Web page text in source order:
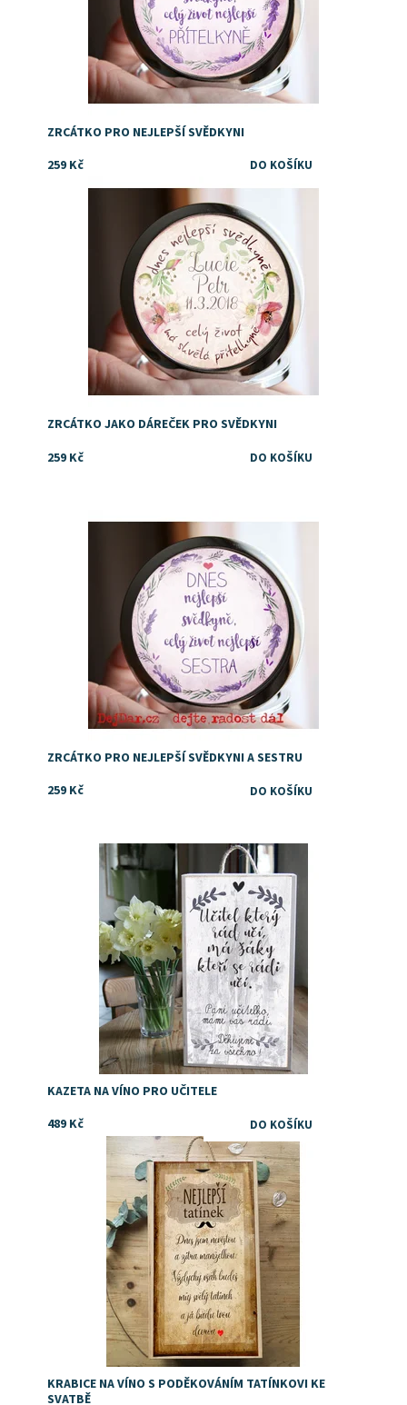
ZRCÁTKO PRO NEJLEPŠÍ SVĚDKYNI
259 Kč
ZRCÁTKO JAKO DÁREČEK PRO SVĚDKYNI
259 Kč
Skladem
ZRCÁTKO PRO NEJLEPŠÍ SVĚDKYNI A SESTRU
259 Kč
Dostupnost: Skladem
KAZETA NA VÍNO PRO UČITELE
489 Kč
Poděkování tatínkovi, dárek ke svatbě od dcery
Skladem
KRABICE NA VÍNO S PODĚKOVÁNÍM TATÍNKOVI KE
SVATBĚ